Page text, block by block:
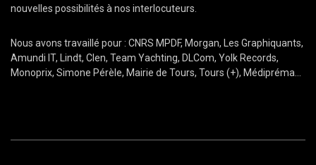
nouvelles possibilités à nos interlocuteurs.
Nous avons travaillé pour : CNRS MPDF, Morgan, Les Graphiquants,
Amundi IT, Lindt, Clen, Team Yachting, DLCom, Yolk Records,
Monoprix, Simone Pérèle, Mairie de Tours, Tours (+), Médipréma…